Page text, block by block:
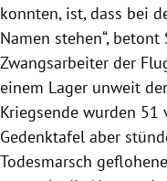
konnten, ist, dass bei
Namen stehen“, betont
Zwangsarbeiter der
einem Lager unweit
Kriegsende wurden
Gedenktafel aber
Todesmarsch